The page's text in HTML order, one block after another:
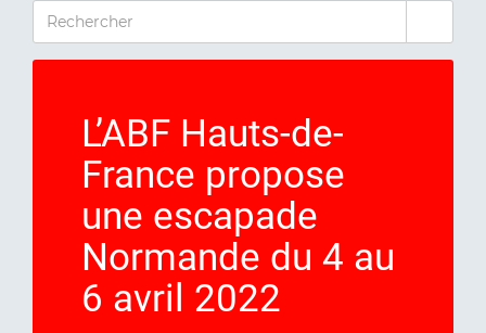
RECHERCHER
L’ABF Hauts-de-
France propose
une escapade
Normande du 4 au
6 avril 2022